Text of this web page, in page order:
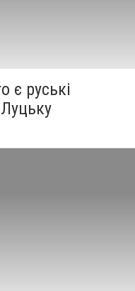
є руські